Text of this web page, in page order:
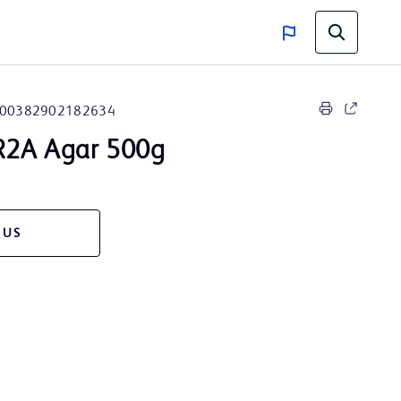
00382902182634
Agar 500g